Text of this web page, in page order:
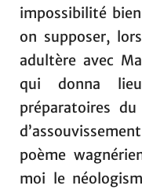
impossibilité
on supposer,
adultère avec
qui donna
préparatoires du
poème
moi le